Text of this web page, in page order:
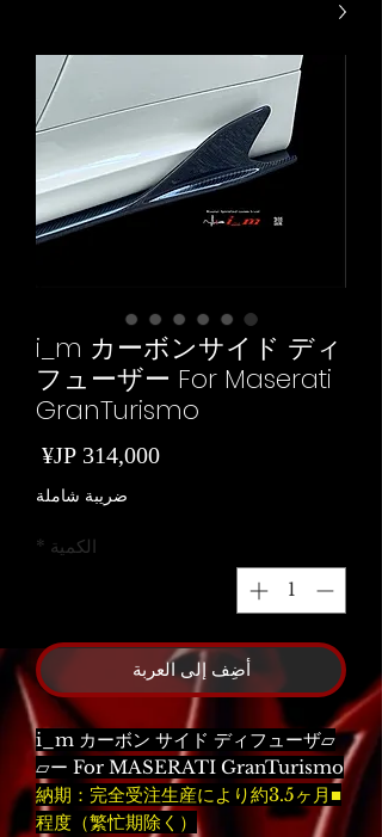
i_m カーボンサイド ディ
フューザー For Maserati
GranTurismo
ضريبة شاملة
الكمية *
أضِف إلى العربة
▱i_m カーボン サイド ディフューザ
ー For MASERATI GranTurismo▱
■納期：完全受注生産により約3.5ヶ月
程度（繁忙期除く）